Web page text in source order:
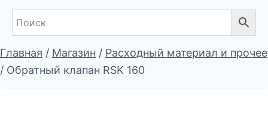
Главная / Магазин / Расходный материал и прочее
/ Обратный клапан RSK 160